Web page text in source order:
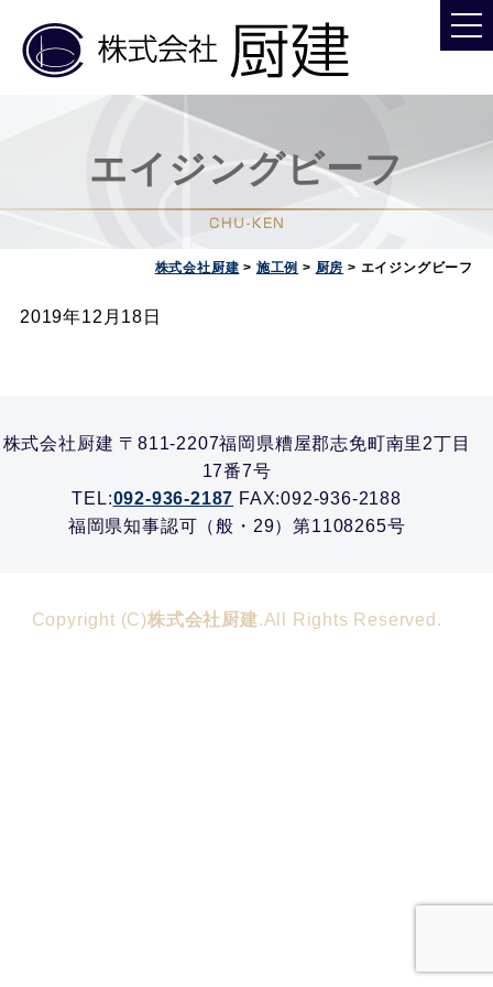
エイジングビーフ
株式会社厨建 > 施工例 > 厨房 > エイジングビーフ
2019年12月18日
株式会社厨建 〒811-2207福岡県糟屋郡志免町南里2丁目
17番7号
TEL:092-936-2187 FAX:092-936-2188
福岡県知事認可（般・29）第1108265号
Copyright (C)株式会社厨建.All Rights Reserved.